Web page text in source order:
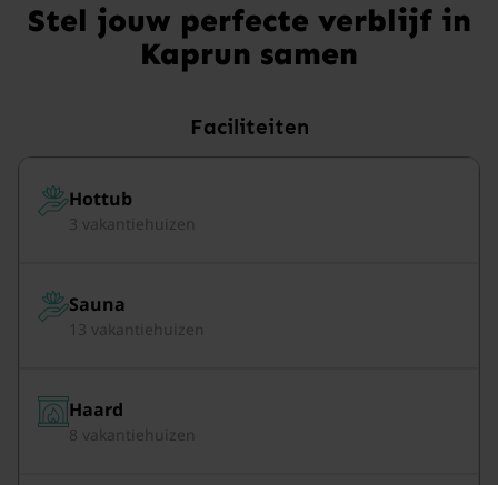
Stel jouw perfecte verblijf in
Kaprun samen
Faciliteiten
Hottub
3 vakantiehuizen
Sauna
13 vakantiehuizen
Haard
8 vakantiehuizen